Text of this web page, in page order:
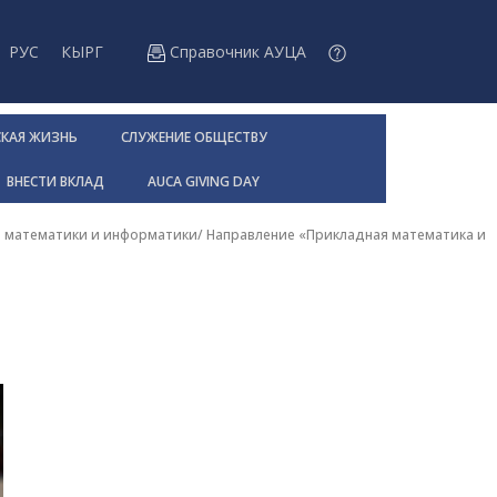
РУС КЫРГ Справочник АУЦА
ЖИЗНЬ СЛУЖЕНИЕ ОБЩЕСТВУ
ВНЕСТИ ВКЛАД AUCA GIVING DAY
и информатики/Направление «Прикладная математика и